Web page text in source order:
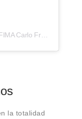
Una publicación compartida de FIMA Carlo Frattini (@fimacf)
la totalidad